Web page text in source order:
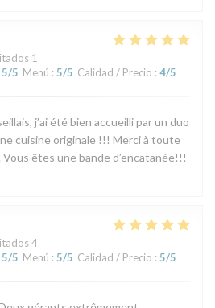
1
5/5 Menú : 5/5 Calidad / Precio : 4/5
j’ai été bien accueilli par un duo
cuisine originale !!! Merci à toute
Vous êtes une bande d’encatanée!!!
4
5/5 Menú : 5/5 Calidad / Precio : 5/5